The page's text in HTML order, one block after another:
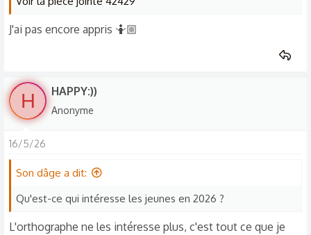
J'ai pas encore appris 🤷🏼
H HAPPY:))
Anonyme
16/5/26
Son dâge a dit:
Qu'est-ce qui intéresse les jeunes en 2026 ?
L'orthographe ne les intéresse plus, c'est tout ce que je